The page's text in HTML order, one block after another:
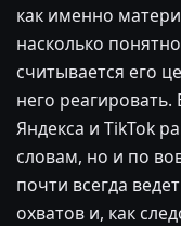
как именно
насколько
считывается его
него
Яндекса и TikTok
словам, но и по
почти всегда
охватов и, как